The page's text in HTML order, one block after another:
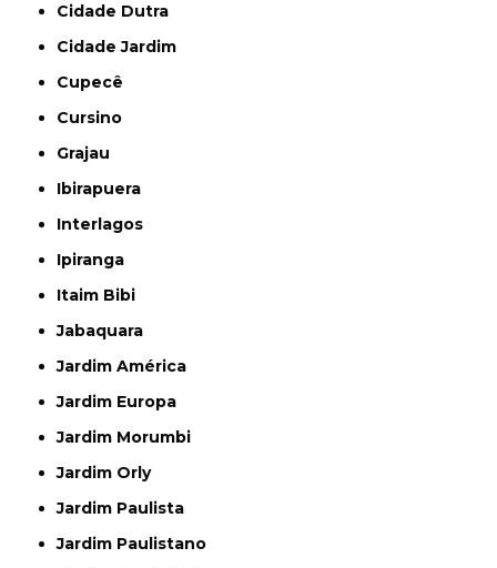
Cidade Dutra
Cidade Jardim
Cupecê
Cursino
Grajau
Ibirapuera
Interlagos
Ipiranga
Itaim Bibi
Jabaquara
Jardim América
Jardim Europa
Jardim Morumbi
Jardim Orly
Jardim Paulista
Jardim Paulistano